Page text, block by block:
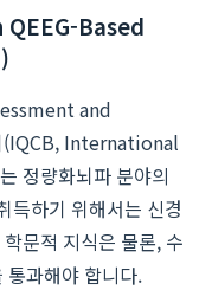
Based
and
(IQCB, International
정량화뇌파 분야의
득하기 위해서는 신경
문적 지식은 물론, 수
통과해야 합니다.